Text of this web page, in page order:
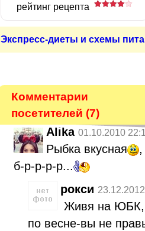
рейтинг рецепта
Экспресс-диеты и схемы
Комментарии
посетителей (7)
Alika 01.10.2010
Рыбка вкусная
б-р-р-р-р...
рокси
Живя на ЮБК,
по весне-вы не